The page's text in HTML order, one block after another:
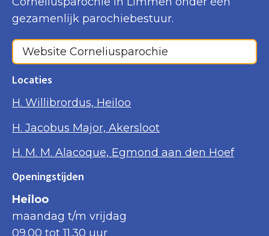
gezamenlijk parochiebestuur.
Website Corneliusparochie
Locaties
H. Willibrordus, Heiloo
H. Jacobus Major, Akersloot
H. M. M. Alacoque, Egmond aan den Hoef
Openingstijden
Heiloo
maandag t/m vrijdag
09.00 tot 11.30 uur